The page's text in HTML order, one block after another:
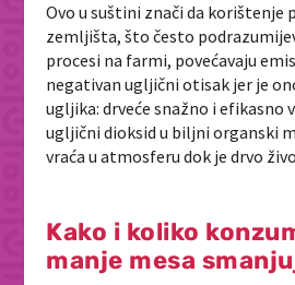
Ovo u suštini znači da korištenje
zemljišta, što često
procesi na farmi, povećavaju
negativan ugljični otisak jer je
ugljika: drveće snažno i efikasno
ugljični dioksid u biljni organski
vraća u atmosferu dok je drvo
Kako i koliko
manje mesa